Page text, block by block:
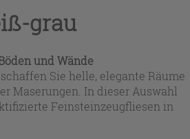
grau
und Wände
schaffen Sie helle, elegante Räume
Maserungen. In dieser Auswahl
Feinsteinzeugfliesen in
am Boden als auch an der Wand